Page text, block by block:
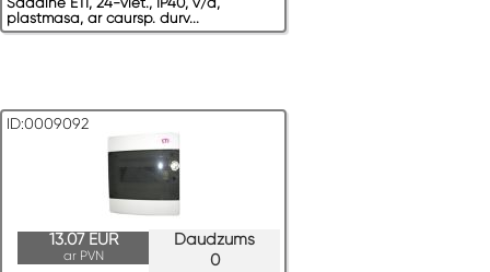
plastmasa, ar caursp. durv...
ID:0009092
Daudzums
0
13.07 EUR
ar PVN